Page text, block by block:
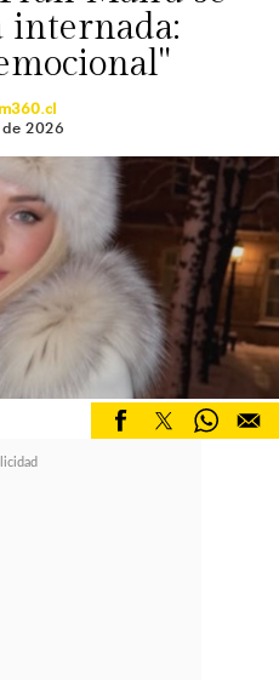
internada:
m360.cl
2026